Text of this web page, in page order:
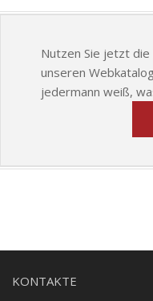
Nutzen Sie jetzt die
unseren
jedermann weiß,
KONTAKTE